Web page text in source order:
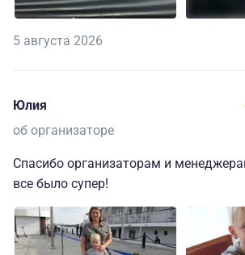
5 августа 2026
Юлия
об организаторе
Спасибо организаторам и
все было супер!